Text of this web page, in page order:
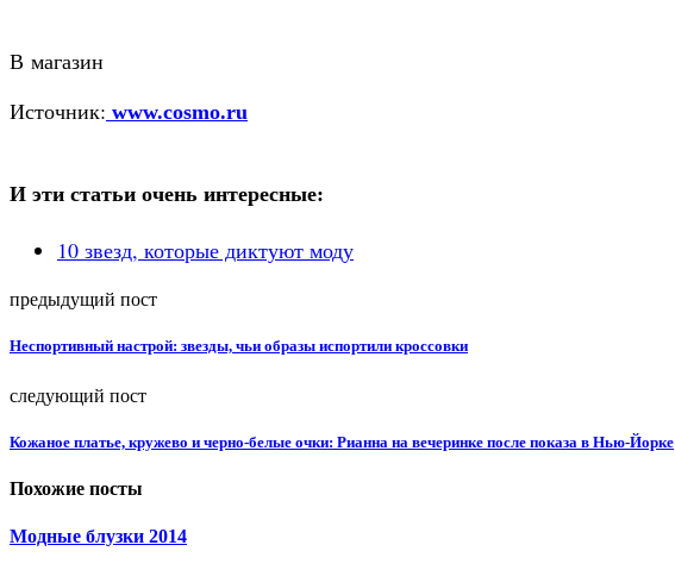
В магазин
Источник: www.cosmo.ru
И эти статьи очень интересные:
10 звезд, которые диктуют моду
предыдущий пост
Неспортивный настрой: звезды, чьи образы испортили кроссовки
следующий пост
Кожаное платье, кружево и черно-белые очки: Рианна на вечеринке после показа в Нью-Йорке
Похожие посты
Модные блузки 2014